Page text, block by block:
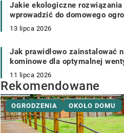
Jakie ekologiczne rozwiązania
wprowadzić do domowego
13 lipca 2026
Jak prawidłowo zainstalować
kominowe dla optymalnej
11 lipca 2026
Rekomendowane
OGRODZENIA OKOŁO DOMU